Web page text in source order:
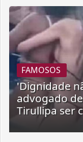
FAMOSOS
'Dignidade
advogado
Tirullipa ser